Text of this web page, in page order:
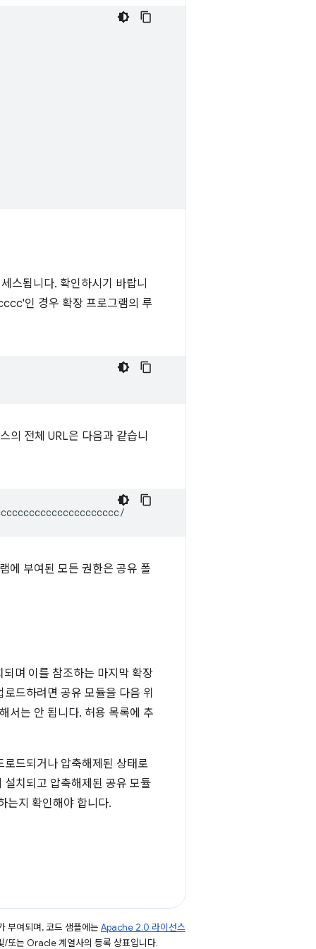
스됩니다. 확인하시기 바랍니
인 경우 확장 프로그램의 루
전체 URL은 다음과 같습니
에 부여된 모든 권한은 공유 폴
며 이를 참조하는 마지막 확장
드하려면 공유 모듈을 다음 위
서는 안 됩니다. 허용 목록에 추
드되거나 압축해제된 상태로
치되고 압축해제된 공유 모듈
는지 확인해야 합니다.
부여되며, 코드 샘플에는 Apache 2.0 라이선스
또는 Oracle 계열사의 등록 상표입니다.